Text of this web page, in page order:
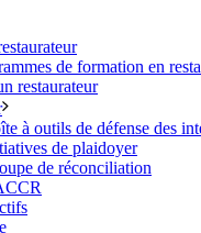
de formation en
restaurateur
à outils de défense des
de plaidoyer
de réconciliation